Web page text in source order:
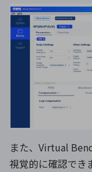
また、Virtual
視覚的に確認でき